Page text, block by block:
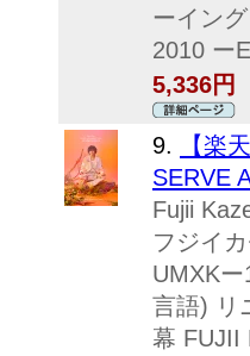
ーイン
2010 ー
5,336円
9.
【楽
SERVE
Fujii
フジイ
UMXK
言語) リ
幕 FUJII